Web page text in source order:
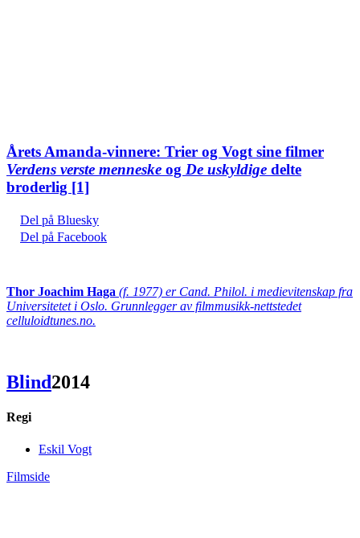
Årets Amanda-vinnere: Trier og Vogt sine filmer
Verdens verste menneske og De uskyldige delte
broderlig [1]
Del på Bluesky
Del på Facebook
Thor Joachim Haga (f. 1977) er Cand. Philol. i medievitenskap fra
Universitetet i Oslo. Grunnlegger av filmmusikk-nettstedet
celluloidtunes.no.
Blind2014
Regi
Eskil Vogt
Filmside